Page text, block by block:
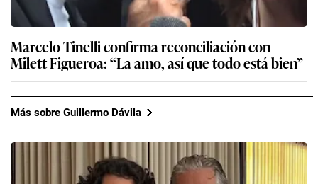
Marcelo Tinelli confirma reconciliación con
Milett Figueroa: “La amo, así que todo está bien”
Más sobre Guillermo Dávila